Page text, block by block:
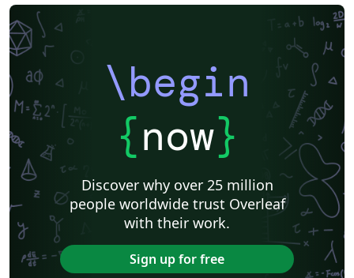
\begin
{now}
Discover why over 25 million
people worldwide trust Overleaf
with their work.
Sign up for free